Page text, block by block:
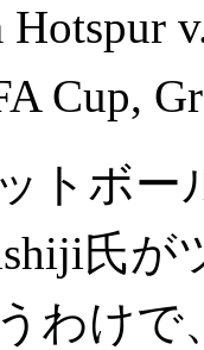
Hotspur
Cup,
トボー
氏が
わけで